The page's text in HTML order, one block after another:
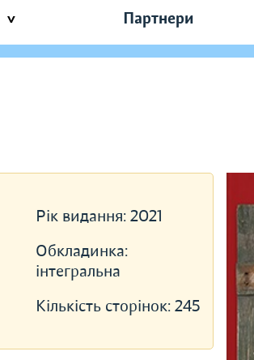
Партнери
Рік видання: 2021
Обкладинка:
інтегральна
Кількість сторінок: 245